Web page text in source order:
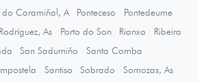
do Caramiñal, A Ponteceso
Pontedeume
As
Porto do Son Rianxo
Ribeira
San Sadurniño
Santa Comba
Santiso Sobrado
Somozas, As